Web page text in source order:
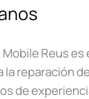
Mobile Reus
reparación
de